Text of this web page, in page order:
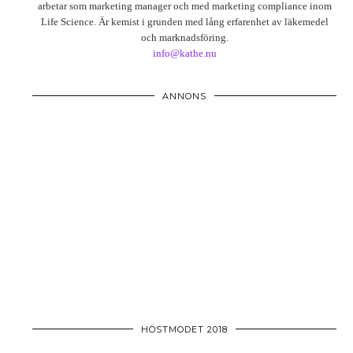
arbetar som marketing manager och med marketing compliance inom
Life Science. Är kemist i grunden med lång erfarenhet av läkemedel
och marknadsföring.
info@kathe.nu
ANNONS
HÖSTMODET 2018